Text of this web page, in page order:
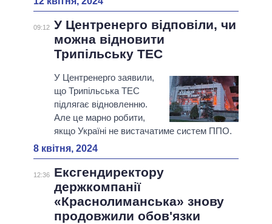
09:12 У Центренерго відповіли, чи
можна відновити
Трипільську ТЕС
У Центренерго заявили,
що Трипільська ТЕС
підлягає відновленню.
Але це марно робити,
якщо Україні не вистачатиме систем ППО.
8 квітня, 2024
12:36
Ексгендиректору
держкомпанії
«Краснолиманська» знову
продовжили обов'язки